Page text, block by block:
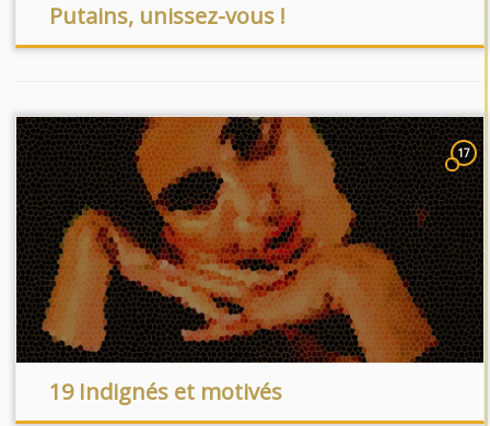
Putains, unissez-vous !
17
19 Indignés et motivés